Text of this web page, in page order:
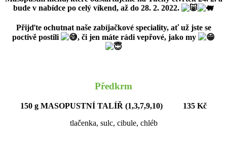
bude v nabídce po celý víkend, až do 28. 2. 2022.
Přijďte ochutnat naše zabíjačkové speciality, ať už jste se
poctivě postili
, či jen máte rádi vepřové, jako my
Předkrm
150 g MASOPUSTNÍ TALÍŘ (1,3,7,9,10) 135 Kč
tlačenka, sulc, cibule, chléb